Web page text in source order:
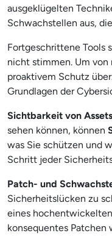
ausgeklügelten
Schwachstellen aus,
Fortgeschrittene Tools
nicht stimmen. Um von
proaktivem Schutz
Grundlagen der
Sichtbarkeit von
sehen können, können
was Sie schützen und
Schritt jeder
Patch- und
Sicherheitslücken zu
eines
konsequentes Patchen